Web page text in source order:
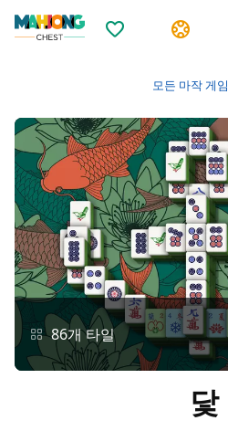
즐겨찾기
모든 마작 게임
86개 타일
닻